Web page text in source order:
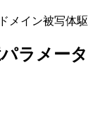
メイン被写
ラメ